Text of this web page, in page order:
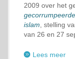
2009 over het
islam , stelling
van 26 en 27
Lees meer